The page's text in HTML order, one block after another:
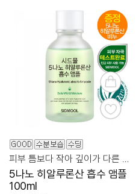
5나노 히알루론산 흡수 앰플
100ml